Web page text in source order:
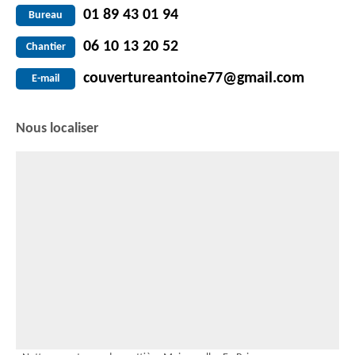
Bureau 01 89 43 01 94
Chantier 06 10 13 20 52
E-mail couvertureantoine77@gmail.com
Nous localiser